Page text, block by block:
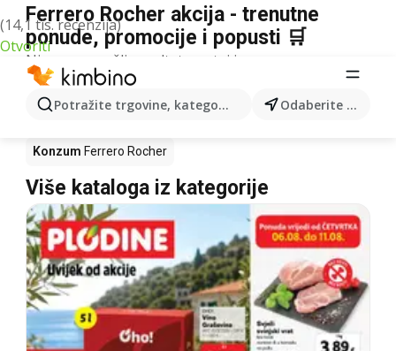
(14,1 tis. recenzija)
Otvoriti
Potražite trgovine, kategorije, proizvode... Odaberite grad
Ferrero Rocher akcija - trenutne
ponude, promocije i popusti 🛒
Nismo pronašli rezultate za taj izraz.
Ferrero Rocher u akciji - Gdje kupiti?
Kaufland Ferrero Rocher Lidl Ferrero Rocher
Konzum Ferrero Rocher
Više kataloga iz kategorije